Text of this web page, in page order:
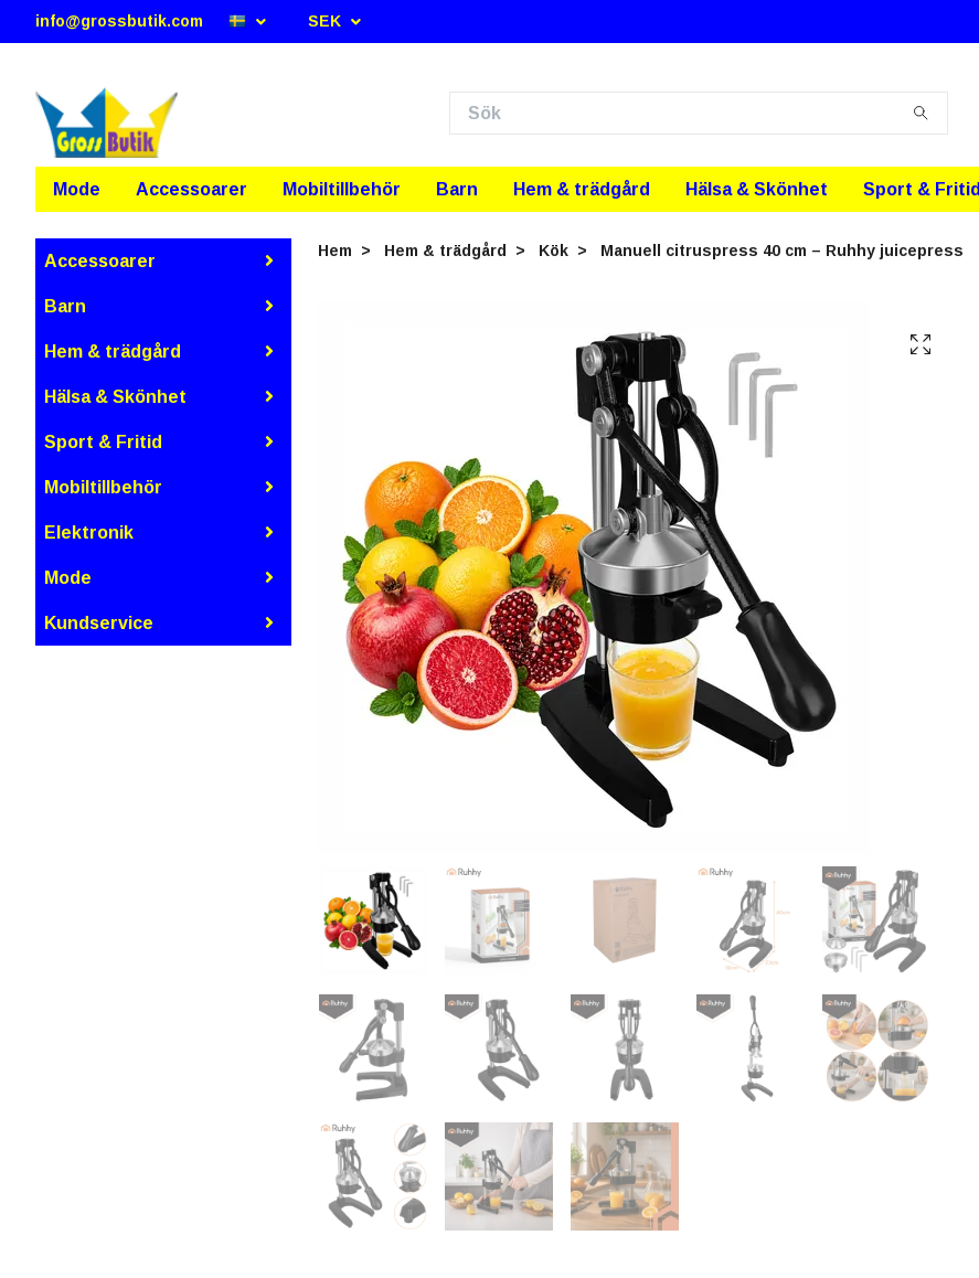
info@grossbutik.com SEK
Mode Accessoarer Mobiltillbehör Barn Hem & trädgård Hälsa & Skönhet Sport & Fritid
Accessoarer
Barn
Hem & trädgård
Hälsa & Skönhet
Sport & Fritid
Mobiltillbehör
Elektronik
Mode
Kundservice
Hem Hem & trädgård Kök Manuell citruspress 40 cm – Ruhhy juicepress